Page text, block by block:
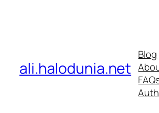
ali.halodunia.net
Blog